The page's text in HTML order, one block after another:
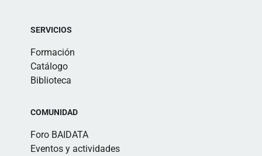
SERVICIOS
Formación
Catálogo
Biblioteca
COMUNIDAD
Foro BAIDATA
Eventos y actividades